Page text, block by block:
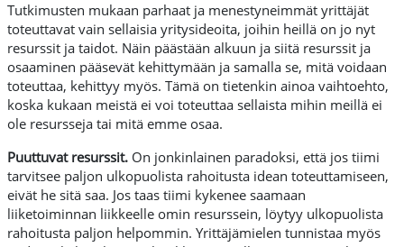
Tutkimusten mukaan parhaat ja menestyneimmät yrittäjät
toteuttavat vain sellaisia yritysideoita, joihin heillä on jo nyt
resurssit ja taidot. Näin päästään alkuun ja siitä resurssit ja
osaaminen pääsevät kehittymään ja samalla se, mitä voidaan
toteuttaa, kehittyy myös. Tämä on tietenkin ainoa vaihtoehto,
koska kukaan meistä ei voi toteuttaa sellaista mihin meillä ei
ole resursseja tai mitä emme osaa.
Puuttuvat resurssit. On jonkinlainen paradoksi, että jos tiimi
tarvitsee paljon ulkopuolista rahoitusta idean toteuttamiseen,
eivät he sitä saa. Jos taas tiimi kykenee saamaan
liiketoiminnan liikkeelle omin resurssein, löytyy ulkopuolista
rahoitusta paljon helpommin. Yrittäjämielen tunnistaa myös